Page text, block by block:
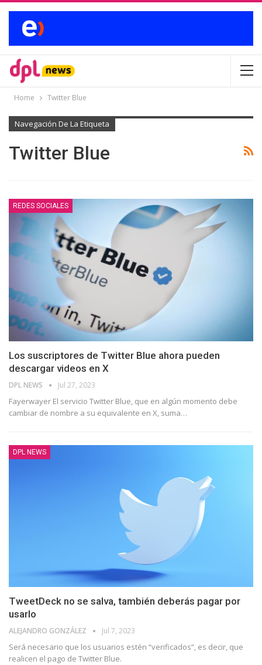
Home Twitter Blue
Navegación De La Etiqueta
Twitter Blue
REDES SOCIALES
Los suscriptores de Twitter Blue ahora pueden
descargar videos en X
DPL NEWS Jul 27, 2023
Fayerwayer El servicio Twitter Blue, que en algún momento debe
cambiar de nombre a su equivalente en X, suma…
DPL NEWS
TweetDeck no se salva, también deberás pagar por
usarlo
ALEJANDRO GONZÁLEZ Jul 7, 2023
Será necesario que los usuarios estén “verificados”, es decir, que
realicen el pago de Twitter Blue.